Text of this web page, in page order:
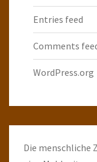
Entries feed
Comments
WordPress.org
Die menschliche